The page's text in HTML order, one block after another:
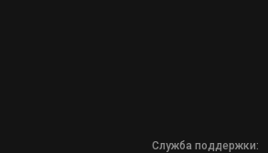
Служба поддержки: